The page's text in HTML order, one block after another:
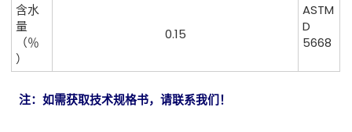
含水
量
（％
）
0.15
ASTM
D
5668
注：如需获取技术规格书，请联系我们！